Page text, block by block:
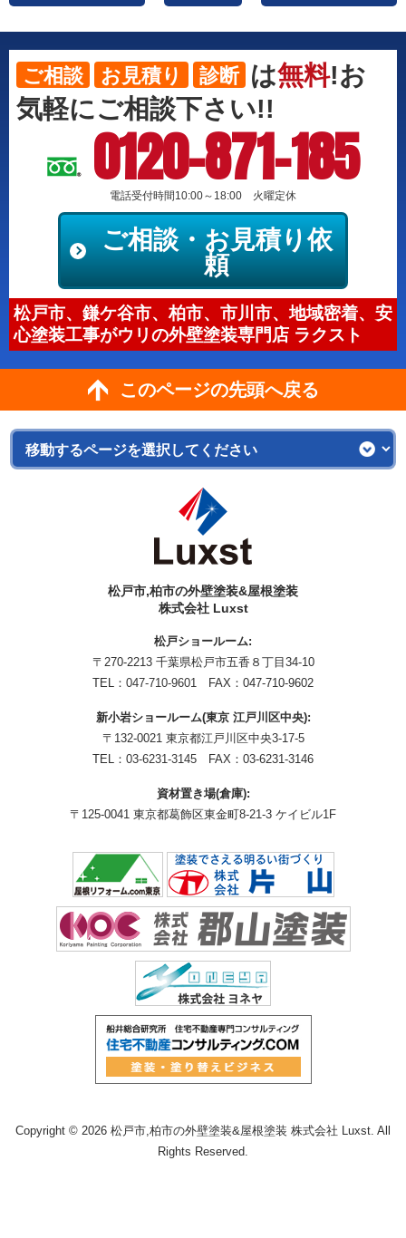
ご相談 お見積り 診断 は無料!お
気軽にご相談下さい!!
0120-871-185
電話受付時間10:00～18:00 火曜定休
ご相談・お見積り依
頼
松戸市、鎌ケ谷市、柏市、市川市、地域密着、安
心塗装工事がウリの外壁塗装専門店 ラクスト
このページの先頭へ戻る
松戸市,柏市の外壁塗装&屋根塗装
株式会社 Luxst
松戸ショールーム:
〒270-2213 千葉県松戸市五香８丁目34-10
TEL： 047-710-9601 FAX：047-710-9602
新小岩ショールーム(東京 江戸川区中央):
〒132-0021 東京都江戸川区中央3-17-5
TEL： 03-6231-3145 FAX：03-6231-3146
資材置き場(倉庫):
〒125-0041 東京都葛飾区東金町8-21-3 ケイビル1F
Copyright © 2026 松戸市,柏市の外壁塗装&屋根塗装 株式会社 Luxst. All
Rights Reserved.